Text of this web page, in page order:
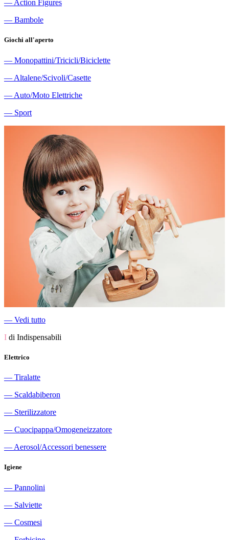
― Action Figures
― Bambole
Giochi all'aperto
― Monopattini/Tricicli/Biciclette
― Altalene/Scivoli/Casette
― Auto/Moto Elettriche
― Sport
― Vedi tutto
I di Indispensabili
Elettrico
― Tiralatte
― Scaldabiberon
― Sterilizzatore
― Cuocipappa/Omogeneizzatore
― Aerosol/Accessori benessere
Igiene
― Pannolini
― Salviette
― Cosmesi